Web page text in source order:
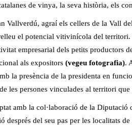
de vinya, la seva història, els
Vallverdú, agraí els cellers de la Vall
el potencial vitivinícola del
empresarial dels petits productors
als expositors (vegeu fotografia).
la presència de la presidenta en
les persones vinculades al territori
amb la col·laboració de la Diputació
després del seu pas per les localitats